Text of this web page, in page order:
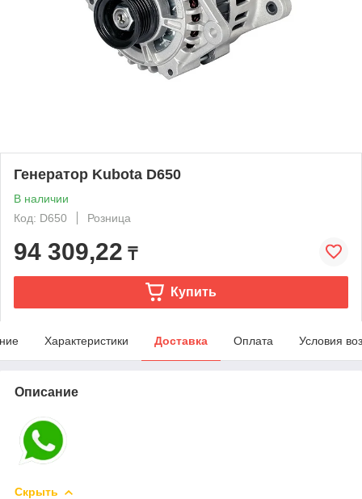
Генератор Kubota D650
В наличии
Код: D650
Розница
94 309,22 ₸
Купить
Характеристики Доставка Оплата Условия
Описание
Скрыть